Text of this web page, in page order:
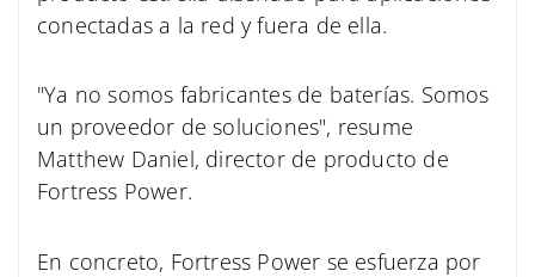
conectadas a la red y fuera de ella.
"Ya no somos fabricantes de baterías. Somos
un proveedor de soluciones", resume
Matthew Daniel, director de producto de
Fortress Power.
En concreto, Fortress Power se esfuerza por